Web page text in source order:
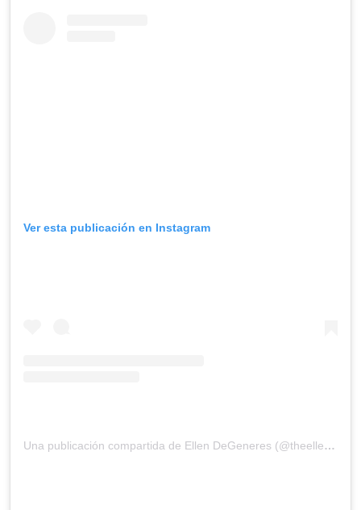
Ver esta publicación en Instagram
Una publicación compartida de Ellen DeGeneres (@theellenshow)